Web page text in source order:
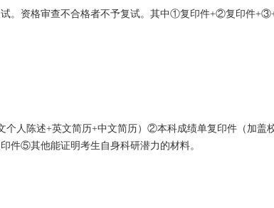
试。资格审查不合格者不予复试。其中①复印件+②复印件
人陈述+英文简历+中文简历）②本科成绩单复印件（加盖
件⑤其他能证明考生自身科研潜力的材料。